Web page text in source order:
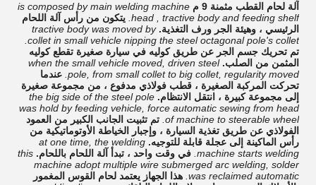
آلة لحام القطب مثمنة 9 م
is composed by main welding machine
head , tractive body and feeding shelf. يتكون من رأس آلة اللحام
الرئيسي ، وهيئة الجر ورف التغذية. tractive body was moved by
collet in small vehicle nipping the steel octagonal pole's collet.
تم تحريك جسم الجر عن طريق كوليه في سيارة صغيرة تقطع كوليه
المثمن من الصلب. when the small vehicle moved, driven steel
pole, from small collet to big collet, regularity moved. عندما
تحركت المركبة الصغيرة ، قطب فولاذي مدفوع ، من مجموعة صغيرة
إلى مجموعة كبيرة ، انتقل الانتظام. the big side of the steel pole
was hold by feeding vehicle, force automatic sewing from head
of machine to steerable wheel. تم تثبيت الجانب الكبير من العمود
الفولاذي عن طريق تغذية السيارة ، وإجبار الخياطة الأوتوماتيكية من
رأس الماكينة إلى عجلة قابلة للتوجيه. at one time, the welding
machine starts welding. في وقت واحد ، تبدأ آلة اللحام باللحام. this
machine adopt multiple wire submerged arc welding, solder
was reclaimed automatic. هذا الجهاز يعتمد لحام القوس المغمور